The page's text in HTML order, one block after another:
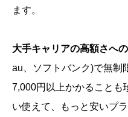
ます。
大手キャリアの高額さへ
au、ソフトバンク)で無制
7,000円以上かかることも
い使えて、もっと安いプ